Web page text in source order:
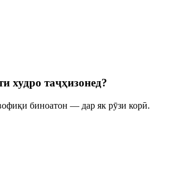
худро таҷҳизонед?
биноатон — дар як рӯзи корӣ.